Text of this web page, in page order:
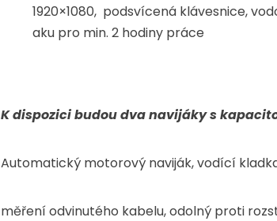
1920×1080, podsvícená klávesnice,
aku pro min. 2 hodiny práce
K dispozici budou dva navijáky s
Automatický motorový naviják, vodící
měření odvinutého kabelu, odolný proti